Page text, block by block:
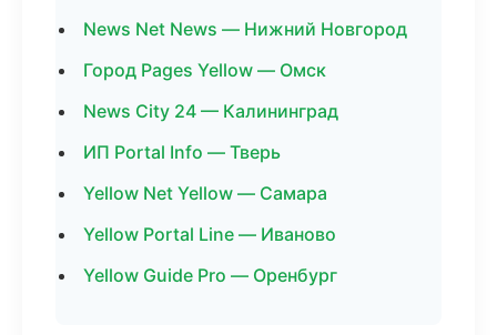
News Net News — Нижний Новгород
Город Pages Yellow — Омск
News City 24 — Калининград
ИП Portal Info — Тверь
Yellow Net Yellow — Самара
Yellow Portal Line — Иваново
Yellow Guide Pro — Оренбург